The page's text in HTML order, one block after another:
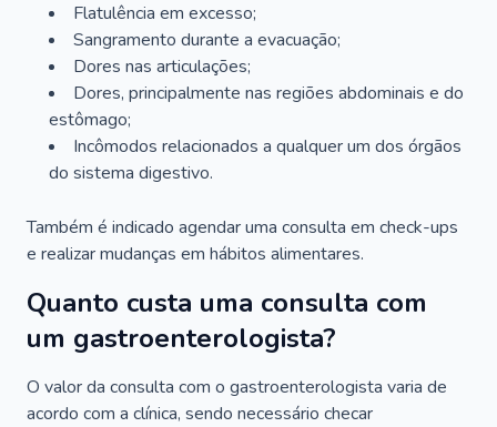
Flatulência em excesso;
Sangramento durante a evacuação;
Dores nas articulações;
Dores, principalmente nas regiões abdominais e do
estômago;
Incômodos relacionados a qualquer um dos órgãos
do sistema digestivo.
Também é indicado agendar uma consulta em check-ups
e realizar mudanças em hábitos alimentares.
Quanto custa uma consulta com
um gastroenterologista?
O valor da consulta com o gastroenterologista varia de
acordo com a clínica, sendo necessário checar